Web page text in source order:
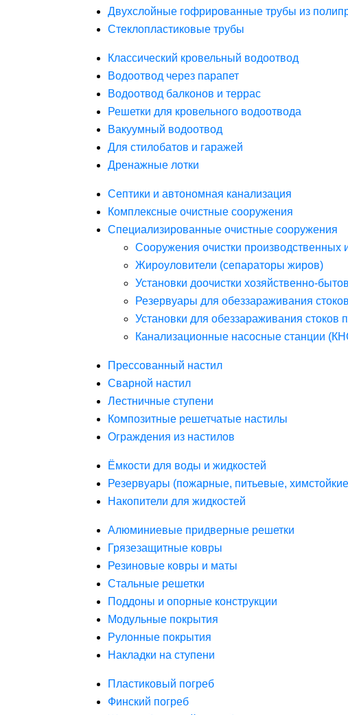
Двухслойные гофрированные трубы из
Стеклопластиковые трубы
Классический кровельный водоотвод
Водоотвод через парапет
Водоотвод балконов и террас
Решетки для кровельного водоотвода
Вакуумный водоотвод
Для стилобатов и гаражей
Дренажные лотки
Септики и автономная канализация
Комплексные очистные сооружения
Специализированные очистные сооружения
Сооружения очистки производственных
Жироуловители (сепараторы жиров)
Установки доочистки хозяйственно-
Резервуары для обеззараживания стоков
Установки для обеззараживания стоков
Канализационные насосные станции
Прессованный настил
Сварной настил
Лестничные ступени
Композитные решетчатые настилы
Ограждения из настилов
Ёмкости для воды и жидкостей
Резервуары (пожарные, питьевые,
Накопители для жидкостей
Алюминиевые придверные решетки
Грязезащитные ковры
Резиновые ковры и маты
Стальные решетки
Поддоны и опорные конструкции
Модульные покрытия
Рулонные покрытия
Накладки на ступени
Пластиковый погреб
Финский погреб